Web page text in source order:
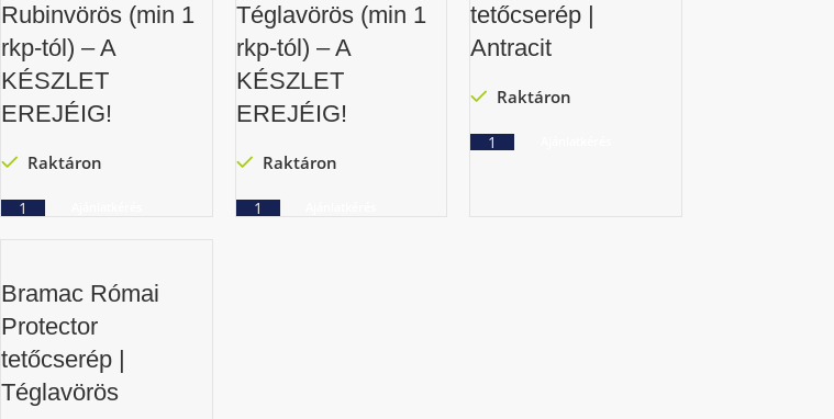
Rubinvörös (min 1
rkp-tól) – A
KÉSZLET
EREJÉIG!
Raktáron
Téglavörös (min 1
rkp-tól) – A
KÉSZLET
EREJÉIG!
Raktáron
tetőcserép |
Antracit
Raktáron
Bramac Római
Protector
tetőcserép |
Téglavörös